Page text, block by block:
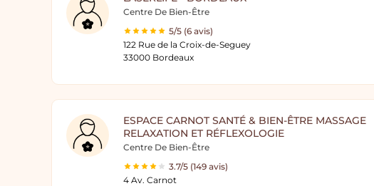
Centre De Bien-Être
5/5 (6 avis)
122 Rue de la Croix-de-Seguey
33000 Bordeaux
ESPACE CARNOT SANTÉ & BIEN-ÊTRE MASSAGE
RELAXATION ET RÉFLEXOLOGIE
Centre De Bien-Être
3.7/5 (149 avis)
4 Av. Carnot